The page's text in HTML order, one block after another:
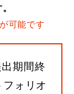
可能です
期間終
ォリオ